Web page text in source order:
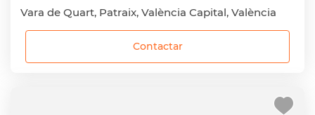
Vara de Quart, Patraix, València Capital, València
Contactar